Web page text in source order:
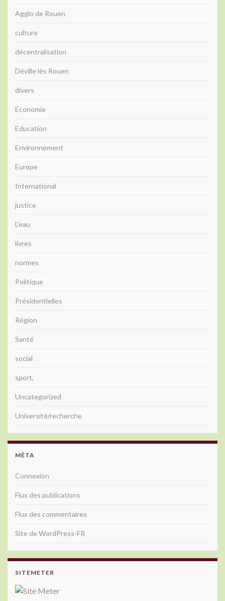
Agglo de Rouen
culture
décentralisation
Déville lès Rouen
divers
Economie
Education
Environnement
Europe
International
justice
L'eau
livres
normes
Politique
Présidentielles
Région
Santé
social
sport,
Uncategorized
Université/recherche
MÉTA
Connexion
Flux des publications
Flux des commentaires
Site de WordPress-FR
SITEMETER